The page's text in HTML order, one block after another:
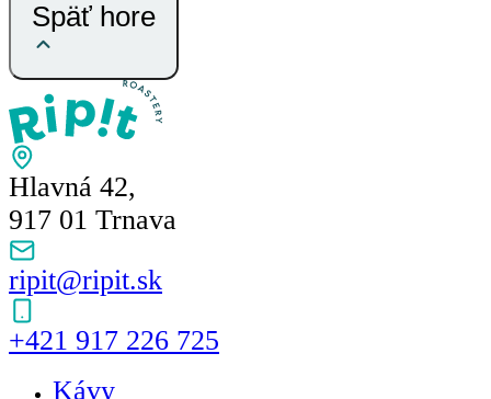
Späť hore
Hlavná 42,
917 01 Trnava
ripit@ripit.sk
+421 917 226 725
Kávy